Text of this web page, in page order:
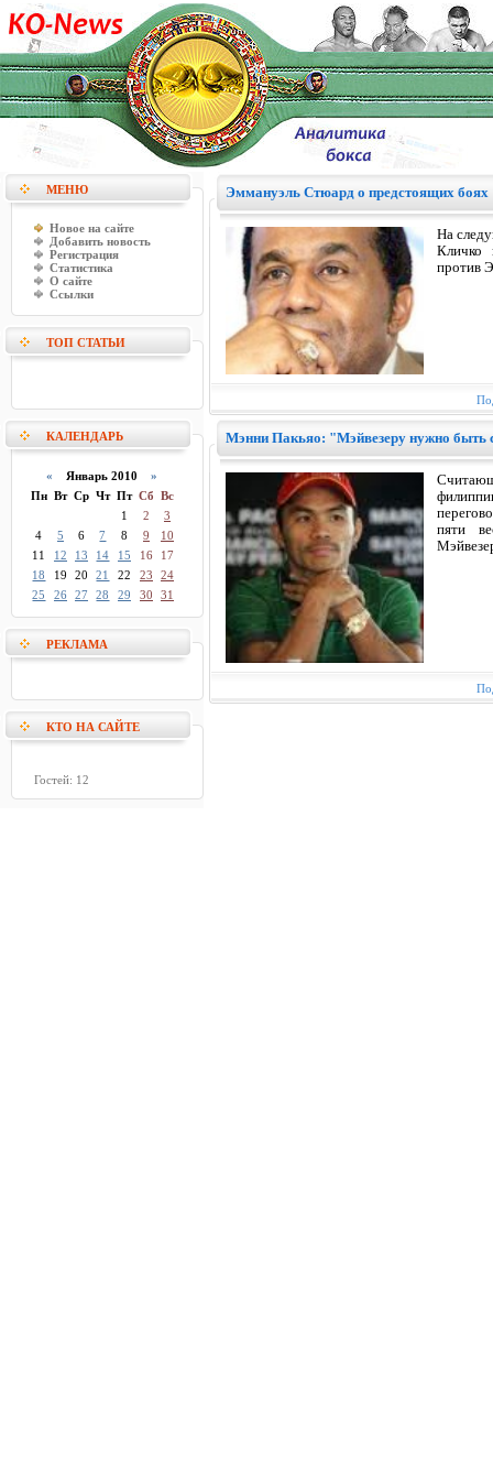
МЕНЮ
Новое на сайте
Добавить новость
Регистрация
Статистика
О сайте
Ссылки
ТОП СТАТЬИ
КАЛЕНДАРЬ
« Январь 2010»
Пн Вт Ср Чт Пт Сб Вс
1
2
3
4
5 6 7 8 9
10
11
12 13 14 15 16
17
18
19 20 21 22 23
24
25
26 27 28 29 30 31
РЕКЛАМА
КТО НА САЙТЕ
Гостей: 12
Эммануэль Стюард о предстоящих
На
Кличко
против
Мэнни Пакьяо: "Мэйвезеру нужно быть
пяти